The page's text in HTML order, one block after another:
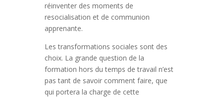
réinventer des moments de
resocialisation et de communion
apprenante.
Les transformations sociales sont des
choix. La grande question de la
formation hors du temps de travail n’est
pas tant de savoir comment faire, que
qui portera la charge de cette